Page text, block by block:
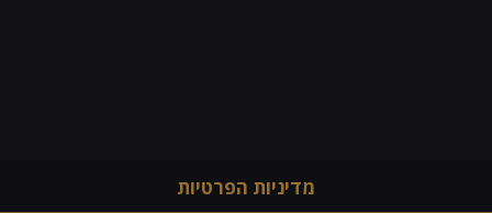
מדיניות הפרטיות